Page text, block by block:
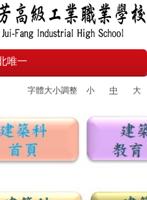
唯一
字體大小調整 小 中 大